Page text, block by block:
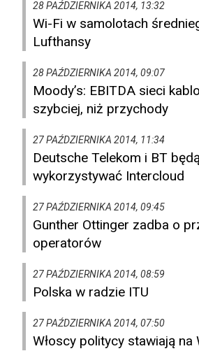
28 PAŹDZIERNIKA 2014, 13:32
Wi-Fi w samolotach
Lufthansy
28 PAŹDZIERNIKA 2014, 09:07
Moody’s: EBITDA sieci
szybciej, niż przychody
27 PAŹDZIERNIKA 2014, 11:34
Deutsche Telekom i BT
wykorzystywać Intercloud
27 PAŹDZIERNIKA 2014, 09:45
Gunther Ottinger zadba o
operatorów
27 PAŹDZIERNIKA 2014, 08:59
Polska w radzie ITU
27 PAŹDZIERNIKA 2014, 07:50
Włoscy politycy stawiają na